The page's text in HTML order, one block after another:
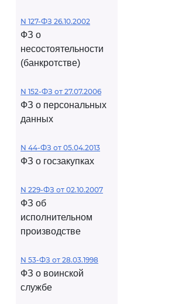
N 127-ФЗ 26.10.2002
ФЗ о
несостоятельности
(банкротстве)
N 152-ФЗ от 27.07.2006
ФЗ о персональных
данных
N 44-ФЗ от 05.04.2013
ФЗ о госзакупках
N 229-ФЗ от 02.10.2007
ФЗ об
исполнительном
производстве
N 53-ФЗ от 28.03.1998
ФЗ о воинской
службе